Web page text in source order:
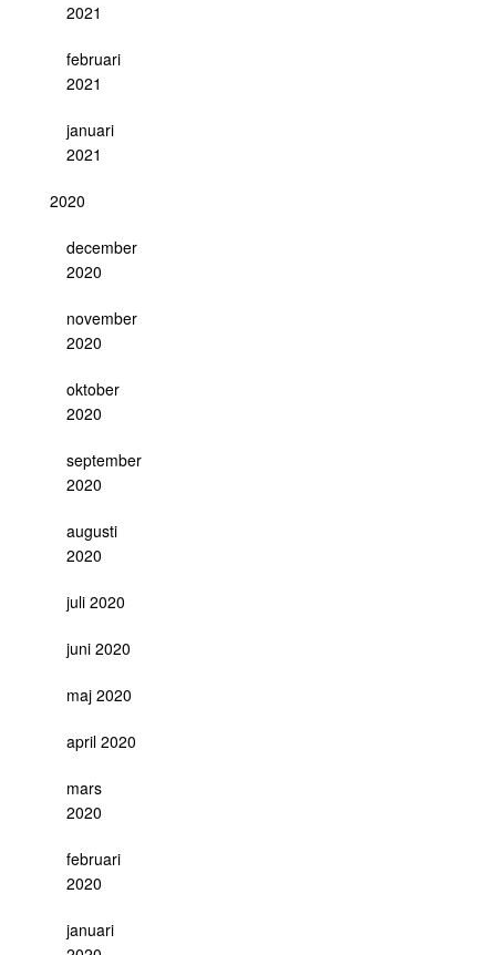
2021
februari
2021
januari
2021
2020
december
2020
november
2020
oktober
2020
september
2020
augusti
2020
juli 2020
juni 2020
maj 2020
april 2020
mars
2020
februari
2020
januari